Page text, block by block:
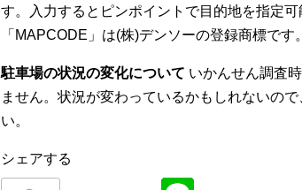
す。入力するとピンポイントで目的地を指定
「MAPCODE」は(株)デンソーの登録商標です。
駐車場の状況の変化について いかんせん調査
ません。状況が変わっているかもしれないの
い。
シェアする